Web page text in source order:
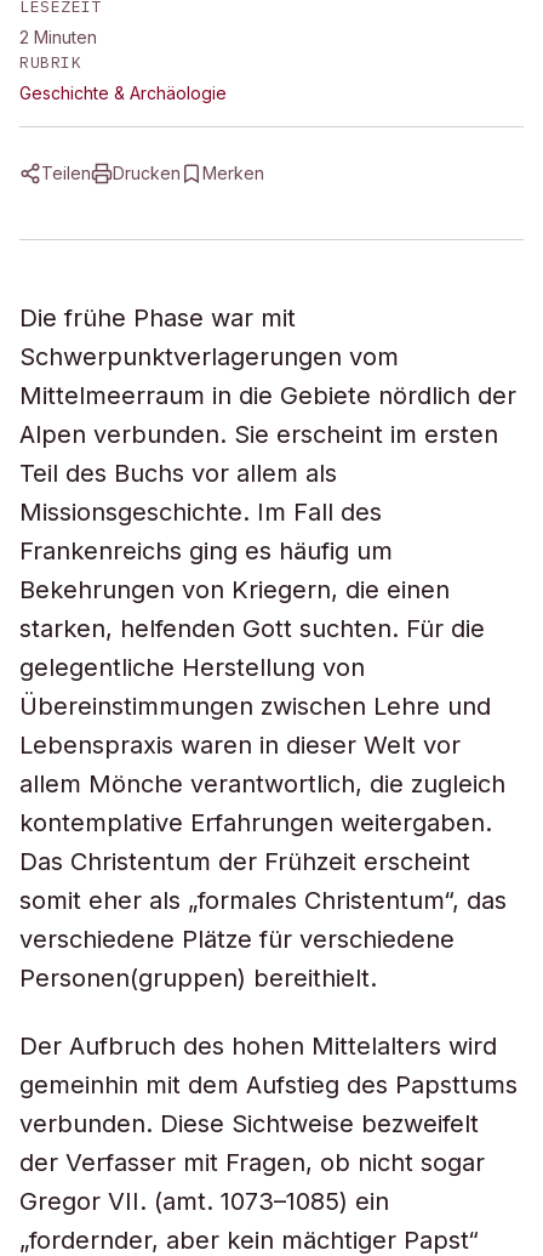
LESEZEIT
2 Minuten
RUBRIK
Geschichte & Archäologie
Teilen Drucken Merken
Die frühe Phase war mit
Schwerpunktverlagerungen vom
Mittelmeerraum in die Gebiete nördlich der
Alpen verbunden. Sie erscheint im ersten
Teil des Buchs vor allem als
Missionsgeschichte. Im Fall des
Frankenreichs ging es häufig um
Bekehrungen von Kriegern, die einen
starken, helfenden Gott suchten. Für die
gelegentliche Herstellung von
Übereinstimmungen zwischen Lehre und
Lebenspraxis waren in dieser Welt vor
allem Mönche verantwortlich, die zugleich
kontemplative Erfahrungen weitergaben.
Das Christentum der Frühzeit erscheint
somit eher als „formales Christentum“, das
verschiedene Plätze für verschiedene
Personen(gruppen) bereithielt.
Der Aufbruch des hohen Mittelalters wird
gemeinhin mit dem Aufstieg des Papsttums
verbunden. Diese Sichtweise bezweifelt
der Verfasser mit Fragen, ob nicht sogar
Gregor VII. (amt. 1073–1085) ein
„fordernder, aber kein mächtiger Papst“